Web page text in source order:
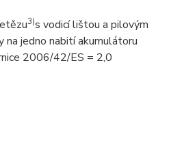
3)s vodicí lištou a pilovým
na jedno nabití akumulátoru
2006/42/ES = 2,0